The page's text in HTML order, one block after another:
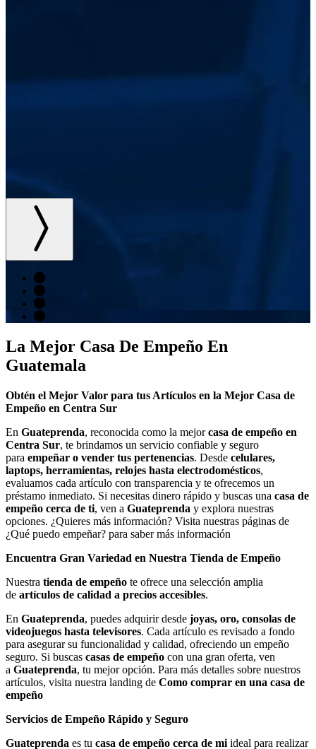
La Mejor Casa De Empeño En
Guatemala
Obtén el Mejor Valor para tus Artículos en la Mejor Casa de
Empeño en Centra Sur
En Guateprenda, reconocida como la mejorcasa de empeño en
Centra Sur, te brindamos un servicio confiable y seguro
para empeñar o vender tus pertenencias. Desde celulares,
laptops, herramientas, relojes hasta electrodomésticos,
evaluamos cada artículo con transparencia y te ofrecemos un
préstamo inmediato. Si necesitas dinero rápido y buscas una casa de
empeño cerca de ti, ven a Guateprenda y explora nuestras
opciones. ¿Quieres más información? Visita nuestras páginas de
¿Qué puedo empeñar? para saber más información
Encuentra Gran Variedad en Nuestra Tienda de Empeño
Nuestra tienda de empeño te ofrece una selección amplia
de artículos de calidad a precios accesibles.
En Guateprenda, puedes adquirir desde joyas, oro, consolas de
videojuegos hasta televisores. Cada artículo es revisado a fondo
para asegurar su funcionalidad y calidad, ofreciendo un empeño
seguro. Si buscas casas de empeño con una gran oferta, ven
a Guateprenda, tu mejor opción. Para más detalles sobre nuestros
artículos, visita nuestra landing de Como comprar en una casa de
empeño
Servicios de Empeño Rápido y Seguro
Guateprenda es tu casa de empeño cerca de mi ideal para realizar